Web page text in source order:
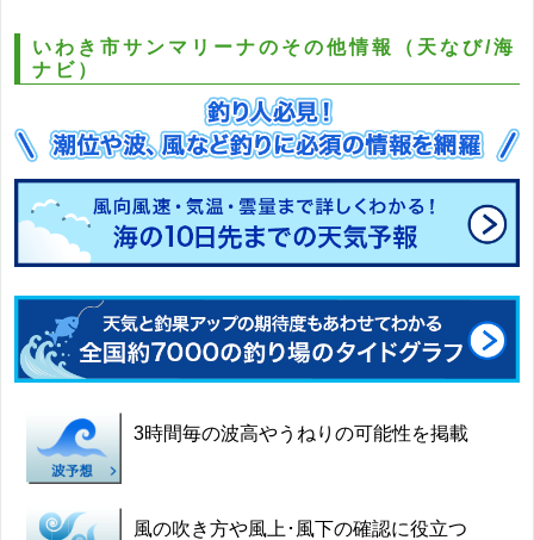
いわき市サンマリーナのその他情報（天なび/海
ナビ）
3時間毎の波高やうねりの可能性を掲載
風の吹き方や風上･風下の確認に役立つ